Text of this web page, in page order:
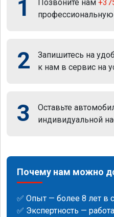
1 Позвоните нам
2
Запишитесь на
к нам в сервис на
3
Оставьте
индивидуальной
Почему нам можно
✅ Опыт — более 8 лет в
✅ Экспертность —